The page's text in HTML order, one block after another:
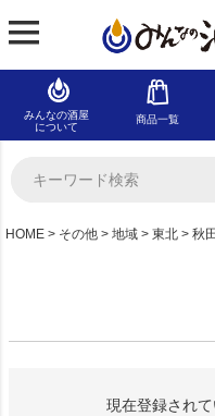
みんなの酒屋
について
商品一覧
HOME その他 地域 東北 秋田
現在登録されて